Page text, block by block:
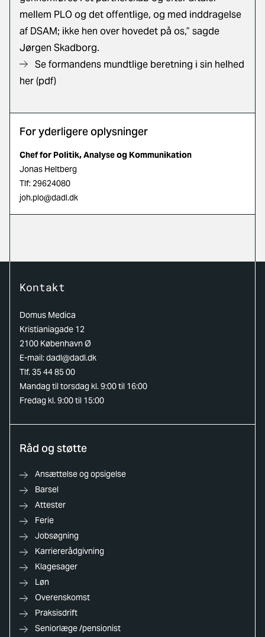
mellem PLO og det offentlige, og med inddragelse
af DSAM; ikke hen over hovedet på os,” sagde
Jørgen Skadborg.
Se formandens mundtlige beretning i sin helhed
her (pdf)
For yderligere oplysninger
Chef for Politik, Analyse og Kommunikation
Jonas Heltberg
Tlf: 29624080
joh.plo@dadl.dk
Kontakt
Domus Medica
Kristianiagade 12
2100 København Ø
E-mail:dadl@dadl.dk
Tlf. 35 44 85 00
Mandag til torsdag kl. 9:00 til 16:00
Fredag kl. 9:00 til 15:00
Råd og støtte
Ansættelse og opsigelse
Barsel
Attester
Ferie
Jobsøgning
Karriererådgivning
Klagesager
Løn
Overenskomst
Praksisdrift
Seniorlæge /pensionist